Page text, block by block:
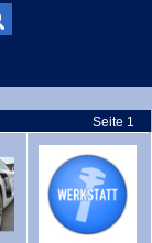
Seite 1